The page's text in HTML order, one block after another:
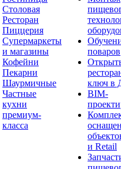
Столовая
Ресторан
Пиццерия
Супермаркеты
и магазины
Кофейни
Пекарни
Шаурмичные
Частные
кухни
премиум-
класса
поваров
ключ в
BIM-
и Retail